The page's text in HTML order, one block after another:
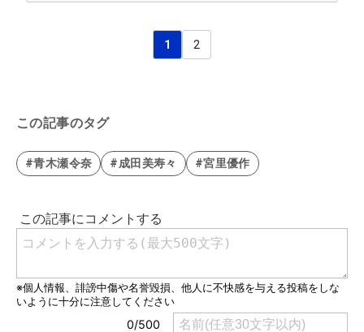
1 2
この記事のタグ
#青木瀬令奈 #成田美寿々 #宮里優作